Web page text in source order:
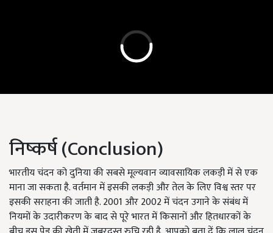
निष्कर्ष (Conclusion)
भारतीय चंदन को दुनिया की सबसे मूल्यवान व्यावसायिक लकड़ी में से एक
माना जा सकता है. वर्तमान में इसकी लकड़ी और तेल के लिए विश्व स्तर पर
इसकी सराहना की जाती है. 2001 और 2002 में चंदन उगाने के संबंध में
नियमों के उदारीकरण के बाद से पूरे भारत में किसानों और हितधारकों के